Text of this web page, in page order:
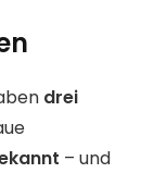
drei
– und